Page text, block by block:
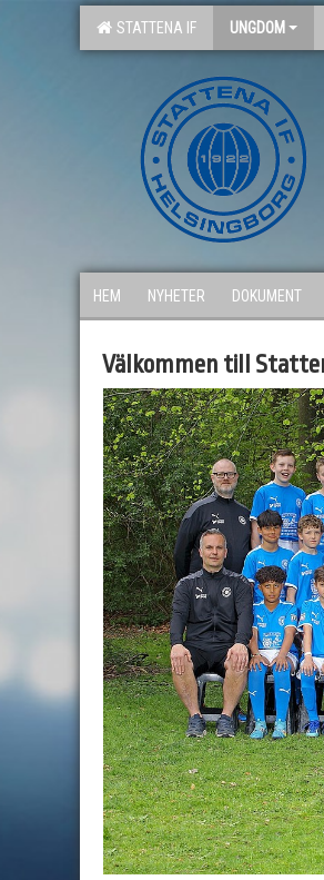
STATTENA IF UNGDOM
HEM NYHETER DOKUMENT
Välkommen till